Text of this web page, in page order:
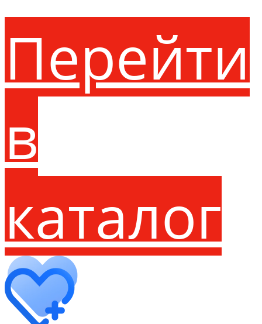
Перейти
в
каталог